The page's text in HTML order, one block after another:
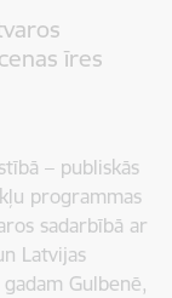
īres
– publiskās
programmas
sadarbībā ar
Latvijas
Gulbenē,